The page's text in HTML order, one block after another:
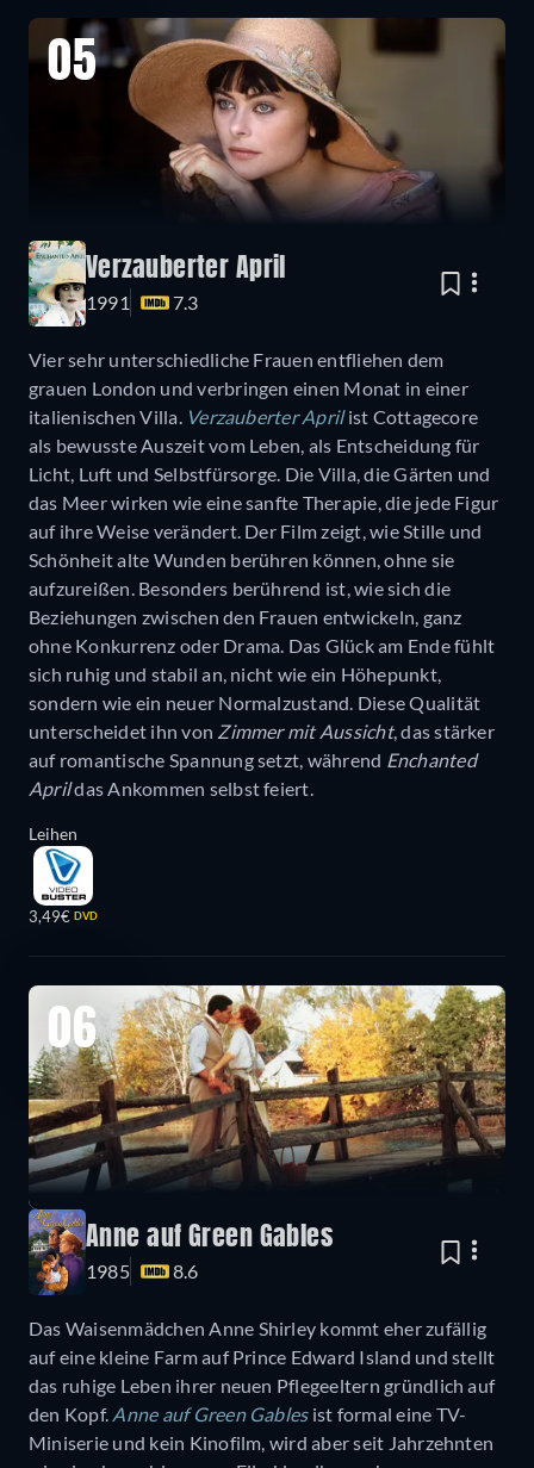
05
Verzauberter April
1991 7.3
Vier sehr unterschiedliche Frauen entfliehen dem
grauen London und verbringen einen Monat in einer
italienischen Villa. Verzauberter Aprilist Cottagecore
als bewusste Auszeit vom Leben, als Entscheidung für
Licht, Luft und Selbstfürsorge. Die Villa, die Gärten und
das Meer wirken wie eine sanfte Therapie, die jede Figur
auf ihre Weise verändert. Der Film zeigt, wie Stille und
Schönheit alte Wunden berühren können, ohne sie
aufzureißen. Besonders berührend ist, wie sich die
Beziehungen zwischen den Frauen entwickeln, ganz
ohne Konkurrenz oder Drama. Das Glück am Ende fühlt
sich ruhig und stabil an, nicht wie ein Höhepunkt,
sondern wie ein neuer Normalzustand. Diese Qualität
unterscheidet ihn von Zimmer mit Aussicht, das stärker
auf romantische Spannung setzt, während Enchanted
Aprildas Ankommen selbst feiert.
Leihen
3,49€ DVD
06
Anne auf Green Gables
1985 8.6
Das Waisenmädchen Anne Shirley kommt eher zufällig
auf eine kleine Farm auf Prince Edward Island und stellt
das ruhige Leben ihrer neuen Pflegeeltern gründlich auf
den Kopf. Anne auf Green Gablesist formal eine TV-
Miniserie und kein Kinofilm, wird aber seit Jahrzehnten